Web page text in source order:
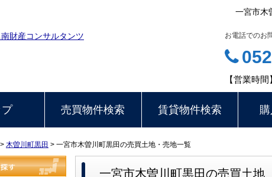
一宮市木
お電話でのお
【営業時
プ 売買物件検索 賃貸物件検索
> 木曽川町黒田 > 一宮市木曽川町黒田の売買土地・売地一覧
一宮市木曽川町黒田の売買土地